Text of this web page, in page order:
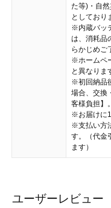
た等)・自
としており
※内蔵バッ
は、消耗品
らかじめご
※ホームペ
と異なりま
※初回納品
場合、交換
客様負担】。
※お届けに1
※支払い方
す。（代金
ます）
ユーザーレビュー